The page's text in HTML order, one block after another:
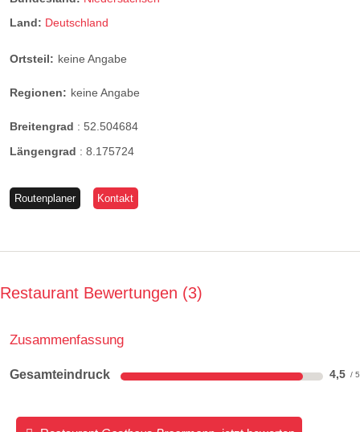
Land: Deutschland
Ortsteil: keine Angabe
Regionen: keine Angabe
Breitengrad : 52.504684
Längengrad : 8.175724
Routenplaner Kontakt
Restaurant Bewertungen 3
Zusammenfassung
Gesamteindruck 4,5